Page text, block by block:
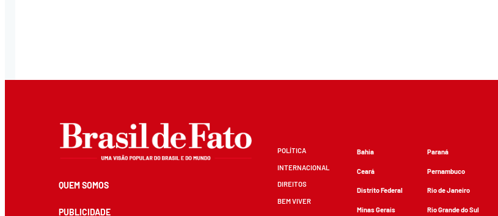
QUEM SOMOS
PUBLICIDADE
POLÍTICA
INTERNACIONAL
DIREITOS
BEM VIVER
Bahia
Ceará
Distrito Federal
Minas Gerais
Paraná
Pernambuco
Rio de Janeiro
Rio Grande do Sul